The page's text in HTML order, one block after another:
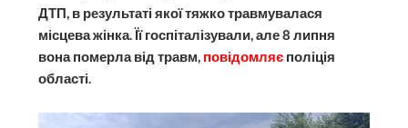
ДТП, в результаті якої тяжко травмувалася
місцева жінка. Її госпіталізували, але 8 липня
вона померла від травм, повідомляє поліція
області.